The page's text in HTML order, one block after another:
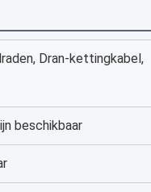
Dran-kettingkabel,
beschikbaar